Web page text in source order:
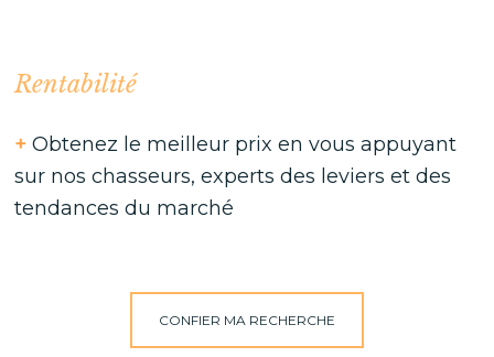
Rentabilité
+ Obtenez le meilleur prix en vous appuyant
sur nos chasseurs, experts des leviers et des
tendances du marché
CONFIER MA RECHERCHE